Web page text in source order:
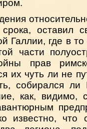
срока, оставил
Галлии, где в
части
прав
их чуть ли не
собирался
как, видимо,
известно, что